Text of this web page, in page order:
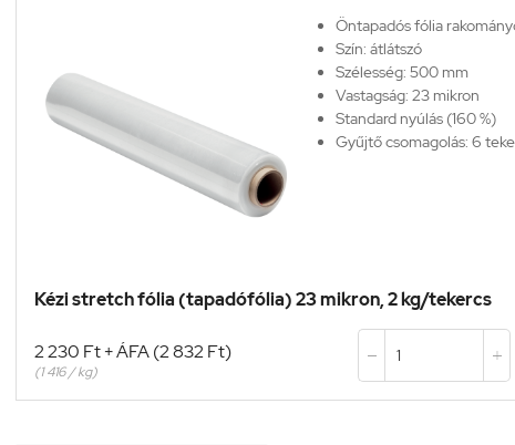
Öntapadós fólia
Szín: átlátszó
Szélesség: 500 mm
Vastagság: 23 mikron
Standard nyúlás (160 %)
Gyűjtő csomagolás: 6
Kézi stretch fólia (tapadófólia) 23 mikron, 2 kg/tekercs
2 230 Ft + ÁFA (2 832 Ft)
(1 416 / kg)
 